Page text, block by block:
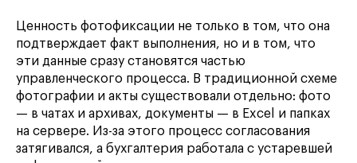
Ценность фотофиксации не только в том, что она
подтверждает факт выполнения, но и в том, что
эти данные сразу становятся частью
управленческого процесса. В традиционной схеме
фотографии и акты существовали отдельно: фото
— в чатах и архивах, документы — в Excel и папках
на сервере. Из-за этого процесс согласования
затягивался, а бухгалтерия работала с устаревшей